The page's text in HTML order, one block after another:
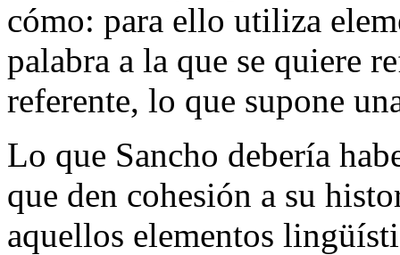
cómo: para ello utiliza
palabra a la que se quiere
referente, lo que supone
Lo que Sancho debería
que den cohesión a su
aquellos elementos